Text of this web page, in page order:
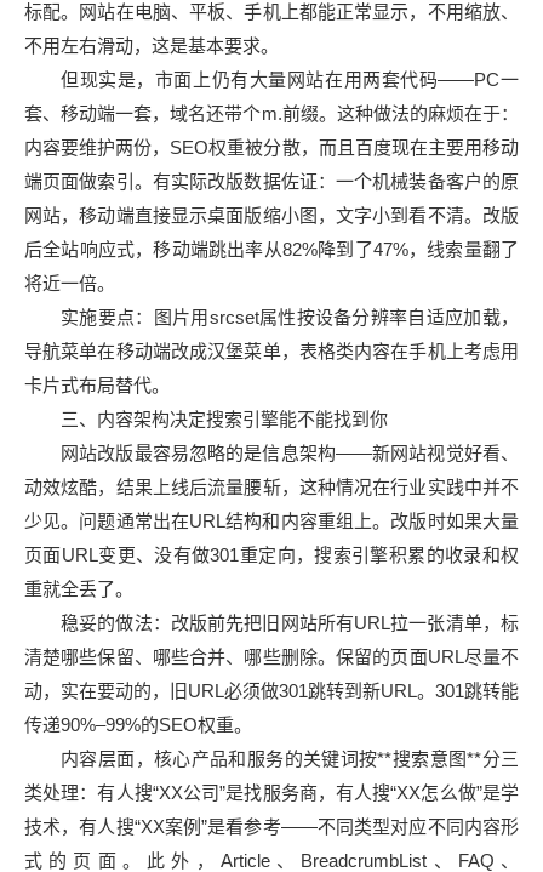
标配。网站在电脑、平板、手机上都能正常显示，不用缩放、
不用左右滑动，这是基本要求。
但现实是，市面上仍有大量网站在用两套代码——PC一
套、移动端一套，域名还带个m.前缀。这种做法的麻烦在于：
内容要维护两份，SEO权重被分散，而且百度现在主要用移动
端页面做索引。有实际改版数据佐证：一个机械装备客户的原
网站，移动端直接显示桌面版缩小图，文字小到看不清。改版
后全站响应式，移动端跳出率从82%降到了47%，线索量翻了
将近一倍。
实施要点：图片用srcset属性按设备分辨率自适应加载，
导航菜单在移动端改成汉堡菜单，表格类内容在手机上考虑用
卡片式布局替代。
三、内容架构决定搜索引擎能不能找到你
网站改版最容易忽略的是信息架构——新网站视觉好看、
动效炫酷，结果上线后流量腰斩，这种情况在行业实践中并不
少见。问题通常出在URL结构和内容重组上。改版时如果大量
页面URL变更、没有做301重定向，搜索引擎积累的收录和权
重就全丢了。
稳妥的做法：改版前先把旧网站所有URL拉一张清单，标
清楚哪些保留、哪些合并、哪些删除。保留的页面URL尽量不
动，实在要动的，旧URL必须做301跳转到新URL。301跳转能
传递90%–99%的SEO权重。
内容层面，核心产品和服务的关键词按**搜索意图**分三
类处理：有人搜“XX公司”是找服务商，有人搜“XX怎么做”是学
技术，有人搜“XX案例”是看参考——不同类型对应不同内容形
式的页面。此外，Article、BreadcrumbList、FAQ、